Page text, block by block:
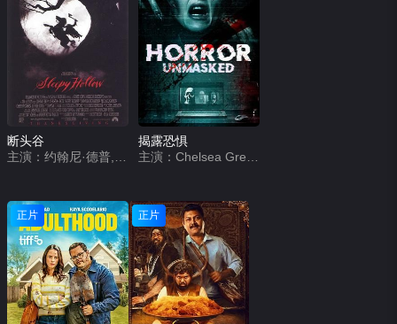
断头谷
主演：约翰尼·德普,克里斯蒂娜·里奇,米兰达·理查森,迈克尔·刚本,卡斯帕·范·迪恩,杰弗里·琼斯,理查德·格雷弗斯,伊恩·麦克迪阿梅德,迈克尔·高夫,克里斯托弗·沃肯,马克·皮克林,丽莎·玛丽,史蒂芬·威丁顿,克莱尔·斯金纳,克里斯托弗·李,艾伦·阿姆斯特朗,马克·斯伯丁,杰西卡·奥伊罗,托尼·毛德斯雷,彼得·吉尼斯
揭露恐惧
主演：Chelsea Greenwood,Chris Clynes,Primrose Bigwood
正片 正片